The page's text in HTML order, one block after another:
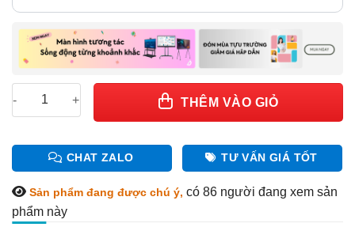
Bộ điều khiển MCTRL600 - chính hãng Novastar số lượng
THÊM VÀO GIỎ
CHAT ZALO TƯ VẤN GIÁ TỐT
Sản phẩm đang được chú ý, có 86 người đang xem sản
phẩm này